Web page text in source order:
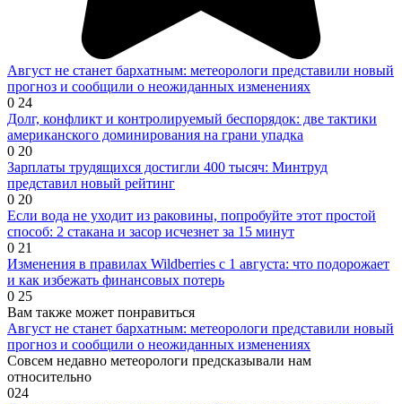
Август не станет бархатным: метеорологи представили новый
прогноз и сообщили о неожиданных изменениях
0 24
Долг, конфликт и контролируемый беспорядок: две тактики
американского доминирования на грани упадка
0 20
Зарплаты трудящихся достигли 400 тысяч: Минтруд
представил новый рейтинг
0 20
Если вода не уходит из раковины, попробуйте этот простой
способ: 2 стакана и засор исчезнет за 15 минут
0 21
Изменения в правилах Wildberries с 1 августа: что подорожает
и как избежать финансовых потерь
0 25
Вам также может понравиться
Август не станет бархатным: метеорологи представили новый
прогноз и сообщили о неожиданных изменениях
Совсем недавно метеорологи предсказывали нам
относительно
024